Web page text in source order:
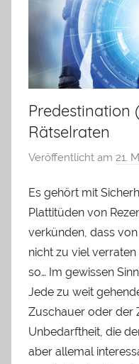
Predestination
Rätselraten
Veröffentlicht am 21.
Es gehört mit
Plattitüden von
verkünden, dass
nicht zu viel
so… Im gewissen
Jede zu weit
Zuschauer oder der
Unbedarftheit, die
aber allemal